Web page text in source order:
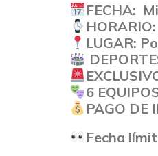
FECHA:
LUGAR:
6
PAGO DE
Fecha